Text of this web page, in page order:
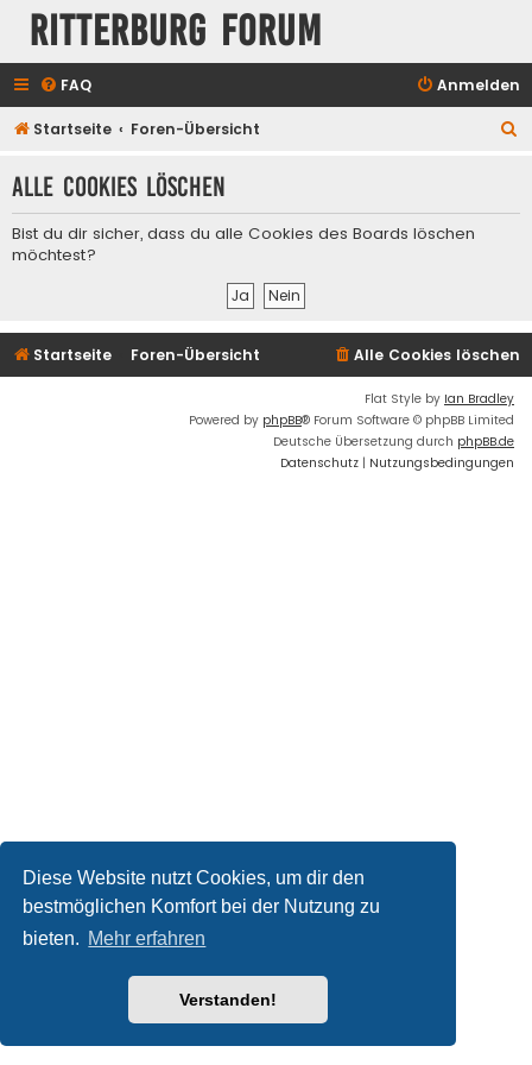
Diese Website nutzt Cookies, um dir den
bestmöglichen Komfort bei der Nutzung zu
bieten. Mehr erfahren
Verstanden!
Ritterburg Forum
FAQ Anmelden
Startseite Foren-Übersicht
h
Alle Cookies löschen
Bist du dir sicher, dass du alle Cookies des Boards löschen
möchtest?
Startseite Foren-Übersicht Alle Cookies löschen
Flat Style by Ian Bradley
Powered by phpBB® Forum Software © phpBB Limited
Deutsche Übersetzung durch phpBB.de
Datenschutz | Nutzungsbedingungen